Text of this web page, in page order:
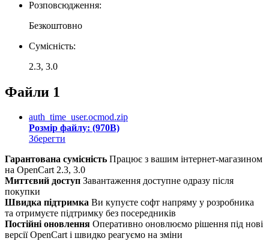
Розповсюдження:
Безкоштовно
Сумісність:
2.3, 3.0
Файли 1
auth_time_user.ocmod.zip
Розмір файлу: (970B)
Зберегти
Гарантована сумісність Працює з вашим інтернет-магазином
на OpenCart 2.3, 3.0
Миттєвий доступ Завантаження доступне одразу після
покупки
Швидка підтримка Ви купуєте софт напряму у розробника
та отримуєте підтримку без посередників
Постійні оновлення Оперативно оновлюємо рішення під нові
версії OpenCart і швидко реагуємо на зміни